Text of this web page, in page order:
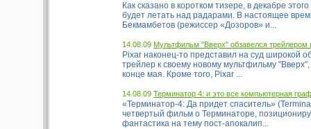
Как сказано в коротком тизере, в декабре
будет летать над радарами. В настоящее
Бекмамбетов (режиссер «Дозоров» и...
14.08.09Мультфильм "Вверх" обзавелся трейлером
Pixar наконец-то представил на суд широкой
трейлер к своему новому мультфильму
конце мая. Кроме того, Pixar ...
14.08.09Терминатор 4: и это все компьютерная
«Терминатор-4: Да придет спаситель»
четвертый фильм о Терминаторе,
фантастика на тему пост-апокалип...